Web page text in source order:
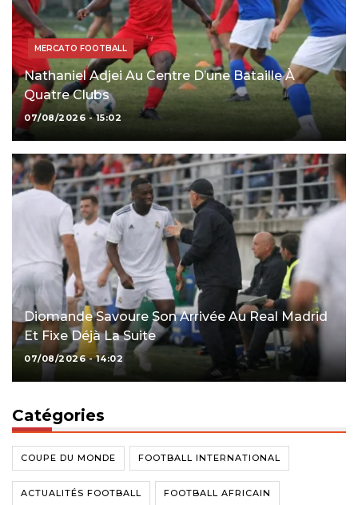
MERCATO FOOTBALL
Nathaniel Adjei Au Centre D’une Bataille À
Quatre Clubs
07/08/2026 - 15:02
Diomande Savoure Son Arrivée Au Real Madrid
Et Fixe Déjà La Suite
07/08/2026 - 14:02
Catégories
COUPE DU MONDE FOOTBALL INTERNATIONAL
ACTUALITÉS FOOTBALL FOOTBALL AFRICAIN